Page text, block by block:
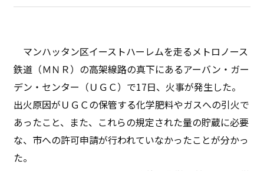
マンハッタン区イーストハーレムを走るメトロノース
鉄道（ＭＮＲ）の高架線路の真下にあるアーバン・ガー
デン・センター（ＵＧＣ）で17日、火事が発生した。
出火原因がＵＧＣの保管する化学肥料やガスへの引火で
あったこと、また、これらの規定された量の貯蔵に必要
な、市への許可申請が行われていなかったことが分かっ
た。